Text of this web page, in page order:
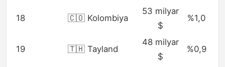
18 🇨🇴 Kolombiya
53 milyar
$
%1,0
19 🇹🇭 Tayland
48 milyar
$
%0,9